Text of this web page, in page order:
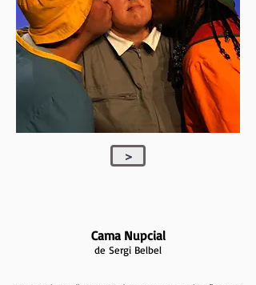
>
Cama Nupcial
de Sergi Belbel